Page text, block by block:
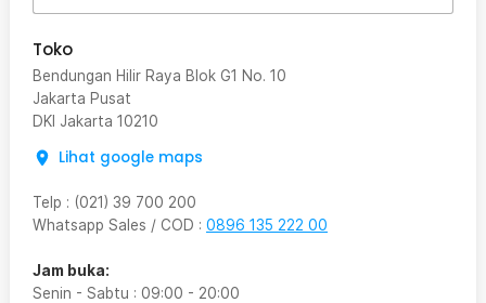
Toko
Bendungan Hilir Raya Blok G1 No. 10
Jakarta Pusat
DKI Jakarta 10210
Lihat google maps
Telp : (021) 39 700 200
Whatsapp Sales / COD : 0896 135 222 00
Jam buka:
Senin - Sabtu : 09:00 - 20:00